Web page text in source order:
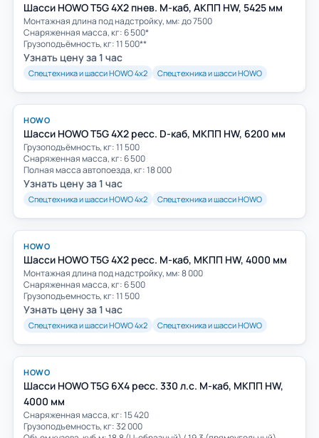
Шасси HOWO T5G 4Х2 пнев. M-каб, АКПП HW, 5425 мм
Монтажная длина под надстройку, мм: до 7500
Снаряженная масса, кг: 6 500*
Грузоподъёмность, кг: 11 500**
Узнать цену за 1 час
Спецтехника и шасси HOWO 4х2 Спецтехника и шасси HOWO
HOWO
Шасси HOWO T5G 4Х2 ресс. D-каб, МКПП HW, 6200 мм
Грузоподъёмность, кг: 11 500
Снаряженная масса, кг: 6 500
Полная масса автопоезда, кг: 18 000
Узнать цену за 1 час
Спецтехника и шасси HOWO 4х2 Спецтехника и шасси HOWO
HOWO
Шасси HOWO T5G 4Х2 ресс. M-каб, МКПП HW, 4000 мм
Монтажная длина под надстройку, мм: 8 000
Снаряженная масса, кг: 6 500
Грузоподъемность, кг: 11 500
Узнать цену за 1 час
Спецтехника и шасси HOWO 4х2 Спецтехника и шасси HOWO
HOWO
Шасси HOWO T5G 6Х4 ресс. 330 л.с. M-каб, МКПП HW,
4000 мм
Снаряженная масса, кг: 15 420
Грузоподъемность, кг: 32 000